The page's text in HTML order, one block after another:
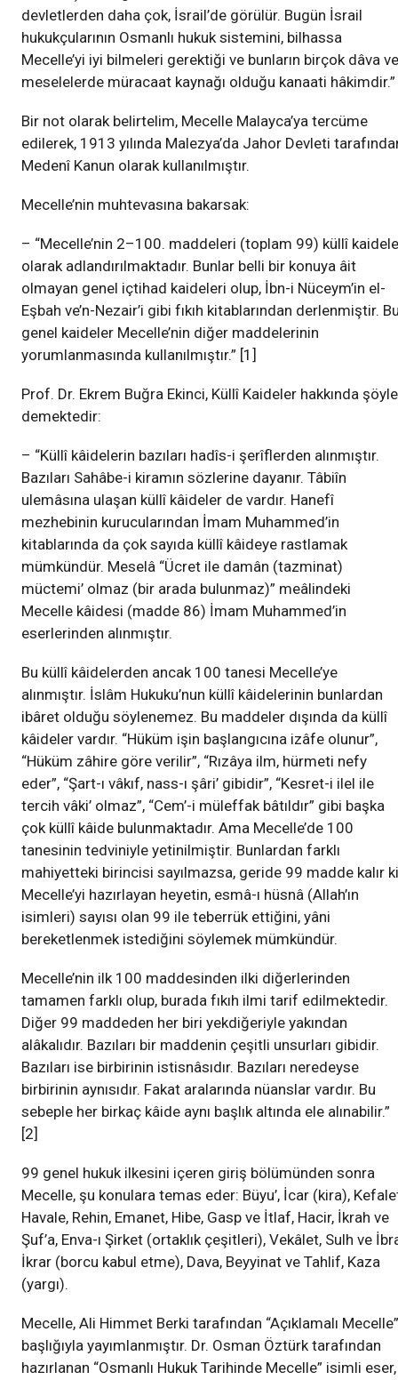
devletlerden daha çok, İsrail’de görülür. Bugün İsrail
hukukçularının Osmanlı hukuk sistemini, bilhassa
Mecelle’yi iyi bilmeleri gerektiği ve bunların birçok dâva ve
meselelerde müracaat kaynağı olduğu kanaati hâkimdir.”
Bir not olarak belirtelim, Mecelle Malayca’ya tercüme
edilerek, 1913 yılında Malezya’da Jahor Devleti
Medenî Kanun olarak kullanılmıştır.
Mecelle’nin muhtevasına bakarsak:
– “Mecelle’nin 2–100. maddeleri (toplam 99) küllî
olarak adlandırılmaktadır. Bunlar belli bir konuya âit
olmayan genel içtihad kaideleri olup, İbn-i Nüceym’in el-
Eşbah ve’n-Nezair’i gibi fıkıh kitablarından derlenmiştir.
genel kaideler Mecelle’nin diğer maddelerinin
yorumlanmasında kullanılmıştır.” [1]
Prof. Dr. Ekrem Buğra Ekinci, Küllî Kaideler hakkında şöyle
demektedir:
– “Küllî kâidelerin bazıları hadîs-i şerîflerden alınmıştır.
Bazıları Sahâbe-i kiramın sözlerine dayanır. Tâbiîn
ulemâsına ulaşan küllî kâideler de vardır. Hanefî
mezhebinin kurucularından İmam Muhammed’in
kitablarında da çok sayıda küllî kâideye rastlamak
mümkündür. Meselâ “Ücret ile damân (tazminat)
müctemi’ olmaz (bir arada bulunmaz)” meâlindeki
Mecelle kâidesi (madde 86) İmam Muhammed’in
eserlerinden alınmıştır.
Bu küllî kâidelerden ancak 100 tanesi Mecelle’ye
alınmıştır. İslâm Hukuku’nun küllî kâidelerinin bunlardan
ibâret olduğu söylenemez. Bu maddeler dışında da küllî
kâideler vardır. “Hüküm işin başlangıcına izâfe olunur”,
“Hüküm zâhire göre verilir”, “Rızâya ilm, hürmeti nefy
eder”, “Şart-ı vâkıf, nass-ı şâri’ gibidir”, “Kesret-i ilel ile
tercih vâki’ olmaz”, “Cem’-i müleffak bâtıldır” gibi başka
çok küllî kâide bulunmaktadır. Ama Mecelle’de 100
tanesinin tedviniyle yetinilmiştir. Bunlardan farklı
mahiyetteki birincisi sayılmazsa, geride 99 madde kalır
Mecelle’yi hazırlayan heyetin, esmâ-ı hüsnâ (Allah’ın
isimleri) sayısı olan 99 ile teberrük ettiğini, yâni
bereketlenmek istediğini söylemek mümkündür.
Mecelle’nin ilk 100 maddesinden ilki diğerlerinden
tamamen farklı olup, burada fıkıh ilmi tarif edilmektedir.
Diğer 99 maddeden her biri yekdiğeriyle yakından
alâkalıdır. Bazıları bir maddenin çeşitli unsurları gibidir.
Bazıları ise birbirinin istisnâsıdır. Bazıları neredeyse
birbirinin aynısıdır. Fakat aralarında nüanslar vardır. Bu
sebeple her birkaç kâide aynı başlık altında ele alınabilir.”
[2]
99 genel hukuk ilkesini içeren giriş bölümünden sonra
Mecelle, şu konulara temas eder: Büyu’, İcar (kira),
Havale, Rehin, Emanet, Hibe, Gasp ve İtlaf, Hacir, İkrah ve
Şuf’a, Enva-ı Şirket (ortaklık çeşitleri), Vekâlet, Sulh ve
İkrar (borcu kabul etme), Dava, Beyyinat ve Tahlif, Kaza
(yargı).
Mecelle, Ali Himmet Berki tarafından “Açıklamalı Mecelle”
başlığıyla yayımlanmıştır. Dr. Osman Öztürk tarafından
hazırlanan “Osmanlı Hukuk Tarihinde Mecelle” isimli eser,